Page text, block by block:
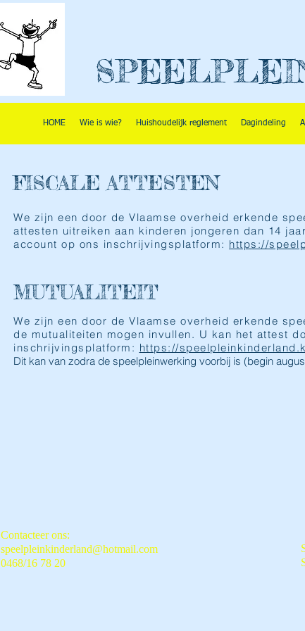
HOME Wie is wie? Huishoudelijk reglement Dagindeling
FISCALE ATTESTEN
We zijn een door de Vlaamse overheid erkende
attesten uitreiken aan kinderen jongeren dan 14
account op ons inschrijvingsplatform: https://
MUTUALITEIT
We zijn een door de Vlaamse overheid erkende
de mutualiteiten mogen invullen. U kan het attest
inschrijvingsplatform: https://
Dit kan van zodra de speelpleinwerking voorbij is (begin
Contacteer ons:
speelpleinkinderland@hotmail.com
0468/16 78 20